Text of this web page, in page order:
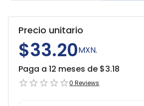
Precio unitario
$33.20MXN.
Paga a 12 meses de $3.18
0 Reviews